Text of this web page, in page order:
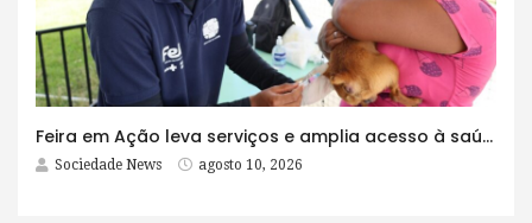
Feira em Ação leva serviços e amplia acesso à saúde no distrito de Jaíba
Sociedade News agosto 10, 2026